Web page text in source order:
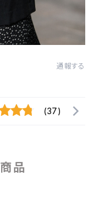
通報する
(37)
品